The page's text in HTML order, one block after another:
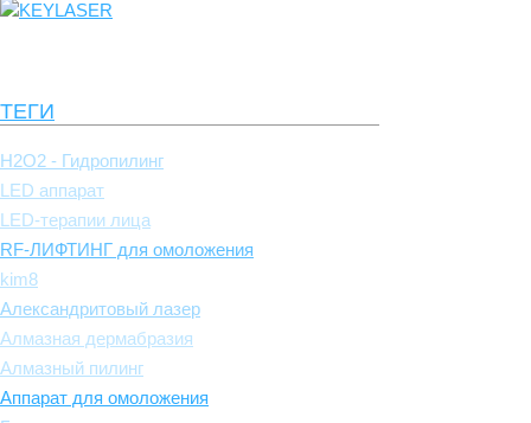
KEYLASER
ТЕГИ
H2O2 - Гидропилинг
LED аппарат
LED-терапии лица
RF-ЛИФТИНГ для омоложения
kim8
Александритовый лазер
Алмазная дермабразия
Алмазный пилинг
Аппарат для омоложения